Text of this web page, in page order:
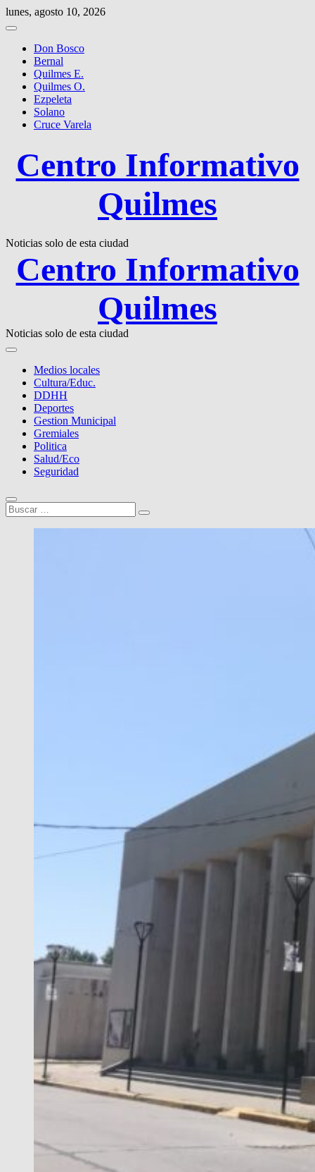
Saltar
al
lunes, agosto 10, 2026
Don Bosco
Bernal
Quilmes E.
Quilmes O.
Ezpeleta
Solano
Cruce Varela
Centro Informativo
Quilmes
Noticias solo de esta ciudad
Centro Informativo
Quilmes
Noticias solo de esta ciudad
Medios locales
Cultura/Educ.
DDHH
Deportes
Gestion Municipal
Gremiales
Politica
Salud/Eco
Seguridad
Buscar
…